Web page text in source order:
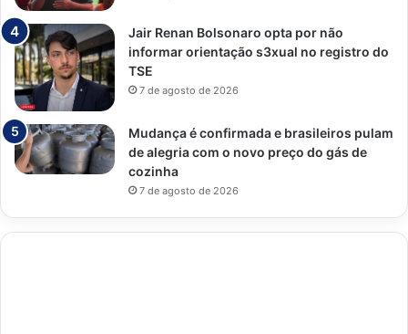
Jair Renan Bolsonaro opta por não
informar orientação s3xual no registro do
TSE
7 de agosto de 2026
Mudança é confirmada e brasileiros pulam
de alegria com o novo preço do gás de
cozinha
7 de agosto de 2026